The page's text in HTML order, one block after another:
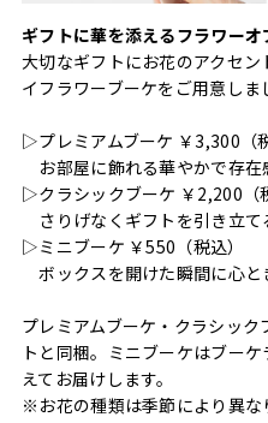
ギフトに華を添えるフラワーオ
大切なギフトにお花のアクセ
イフラワーブーケをご用意しま
▷プレミアムブーケ ￥3,300（税
お部屋に飾れる華やかで存在
▷クラシックブーケ ￥2,200（
さりげなくギフトを引き立て
▷ミニブーケ ￥550（税込）
ボックスを開けた瞬間に心と
プレミアムブーケ・クラシッ
トと同梱。ミニブーケはブー
えてお届けします。
※お花の種類は季節により異な